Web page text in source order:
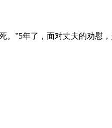
。”5年了，面对丈夫的劝